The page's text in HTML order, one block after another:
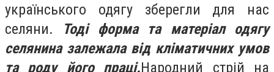
українського одягу зберегли для нас
селяни.
Тоді форма та матеріал одягу
селянина залежала від кліматичних умов
та роду його праці.Народний стрій на